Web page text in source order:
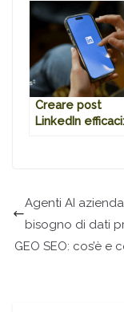
Creare post
LinkedIn efficaci:
Agenti AI
bisogno di dati
GEO SEO: cos’è e